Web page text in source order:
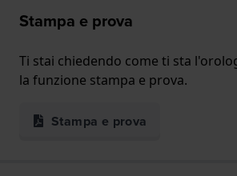
Stampa e prova
Ti stai chiedendo come ti sta
la funzione stampa e prova.
Stampa e prova